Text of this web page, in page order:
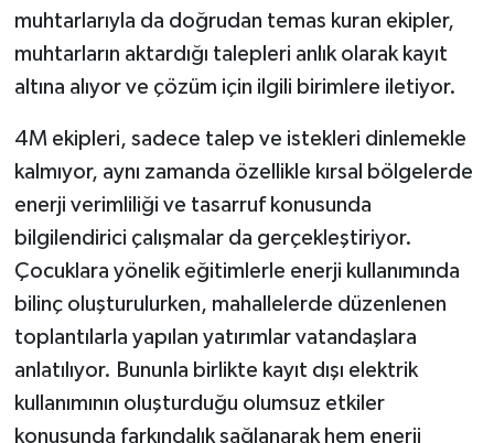
muhtarlarıyla da doğrudan temas kuran ekipler,
muhtarların aktardığı talepleri anlık olarak kayıt
altına alıyor ve çözüm için ilgili birimlere iletiyor.
4M ekipleri, sadece talep ve istekleri dinlemekle
kalmıyor, aynı zamanda özellikle kırsal bölgelerde
enerji verimliliği ve tasarruf konusunda
bilgilendirici çalışmalar da gerçekleştiriyor.
Çocuklara yönelik eğitimlerle enerji kullanımında
bilinç oluşturulurken, mahallelerde düzenlenen
toplantılarla yapılan yatırımlar vatandaşlara
anlatılıyor. Bununla birlikte kayıt dışı elektrik
kullanımının oluşturduğu olumsuz etkiler
konusunda farkındalık sağlanarak hem enerji